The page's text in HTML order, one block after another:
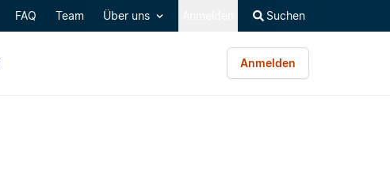
FAQ Team Über uns Suchen
Anmelden